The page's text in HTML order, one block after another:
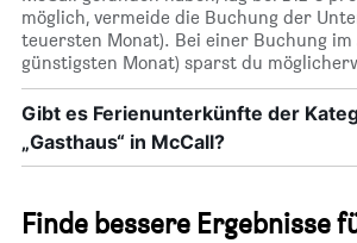
anzeigt.
möglich, vermeide die Buchung der
teuersten Monat). Bei einer Buchung im
günstigsten Monat) sparst du
Gibt es Ferienunterkünfte der
„Gasthaus“ in McCall?
Finde bessere Ergebnisse